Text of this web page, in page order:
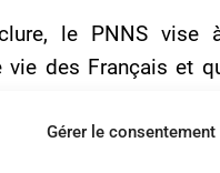
Gérer le consentement
, le PNNS vise
vie des Français et
en savoir